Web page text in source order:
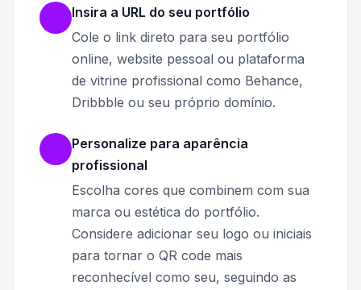
Insira a URL do seu portfólio
Cole o link direto para seu portfólio
online, website pessoal ou plataforma
de vitrine profissional como Behance,
Dribbble ou seu próprio domínio.
Personalize para aparência
profissional
Escolha cores que combinem com sua
marca ou estética do portfólio.
Considere adicionar seu logo ou iniciais
para tornar o QR code mais
reconhecível como seu, seguindo as